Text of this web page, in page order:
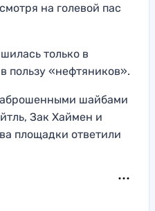
на голевой пас
только в
пользу «нефтяников».
шайбами
Зак Хаймен и
площадки ответили